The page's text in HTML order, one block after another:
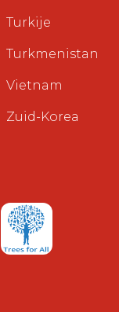
Turkije
Turkmenistan
Vietnam
Zuid-Korea